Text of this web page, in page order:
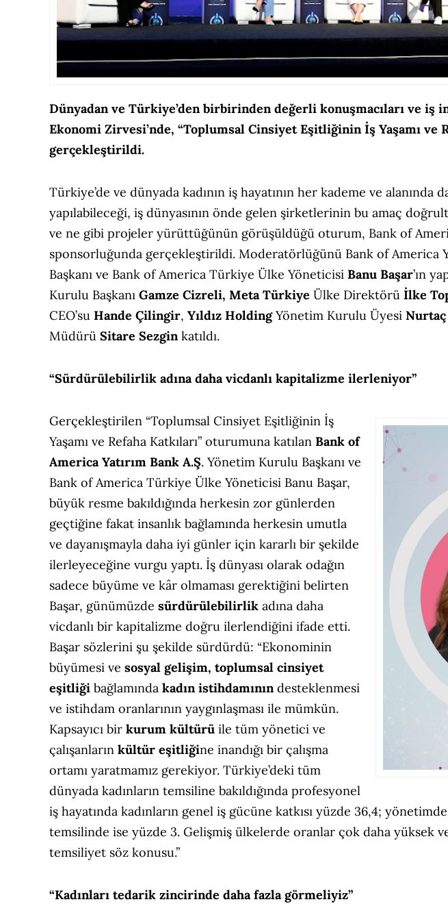
Dünyadan ve Türkiye’den birbirinden değerli konuşmacıları ve iş
Ekonomi Zirvesi’nde, “Toplumsal Cinsiyet Eşitliğinin İş Yaşamı ve
gerçekleştirildi.
Türkiye’de ve dünyada kadının iş hayatının her kademe ve
yapılabileceği, iş dünyasının önde gelen şirketlerinin bu amaç
ve ne gibi projeler yürüttüğünün görüşüldüğü oturum, Bank of
sponsorluğunda gerçekleştirildi. Moderatörlüğünü Bank of America
Başkanı ve Bank of America Türkiye Ülke Yöneticisi Banu Başar’ın
Kurulu Başkanı Gamze Cizreli, Meta Türkiye Ülke Direktörü İlke
CEO’su Hande Çilingir, Yıldız HoldingYönetim Kurulu Üyesi
Müdürü Sitare Sezginkatıldı.
“Sürdürülebilirlik adına daha vicdanlı kapitalizme ilerleniyor”
Gerçekleştirilen “Toplumsal Cinsiyet Eşitliğinin İş
Yaşamı ve Refaha Katkıları” oturumuna katılan Bank of
America Yatırım Bank A.Ş. Yönetim Kurulu Başkanı ve
Bank of America Türkiye Ülke Yöneticisi Banu Başar,
büyük resme bakıldığında herkesin zor günlerden
geçtiğine fakat insanlık bağlamında herkesin umutla
ve dayanışmayla daha iyi günler için kararlı bir şekilde
ilerleyeceğine vurgu yaptı. İş dünyası olarak odağın
sadece büyüme ve kâr olmaması gerektiğini belirten
Başar, günümüzde sürdürülebilirlik adına daha
vicdanlı bir kapitalizme doğru ilerlendiğini ifade etti.
Başar sözlerini şu şekilde sürdürdü: “Ekonominin
büyümesi ve sosyal gelişim, toplumsal cinsiyet
eşitliği bağlamında kadın istihdamınındesteklenmesi
ve istihdam oranlarının yaygınlaşması ile mümkün.
Kapsayıcı bir kurum kültürü ile tüm yönetici ve
çalışanların kültür eşitliğine inandığı bir çalışma
ortamı yaratmamız gerekiyor. Türkiye’deki tüm
dünyada kadınların temsiline bakıldığında profesyonel
iş hayatında kadınların genel iş gücüne katkısı yüzde 36,4;
temsilinde ise yüzde 3. Gelişmiş ülkelerde oranlar çok daha yüksek
temsiliyet söz konusu.”
“Kadınları tedarik zincirinde daha fazla görmeliyiz”